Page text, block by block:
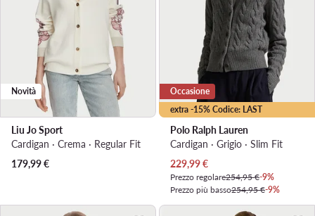
Novità
Liu Jo Sport
Cardigan · Crema · Regular Fit
179,99€
extra -15% Codice: LAST
Occasione
Polo Ralph Lauren
Cardigan · Grigio · Slim Fit
Prezzo attuale
229,99€
Prezzo regolare254,95 €-9%
Prezzo più basso254,95 €-9%